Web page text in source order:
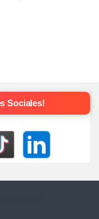
Sociales!